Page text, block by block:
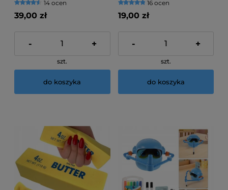
14 ocen
39,00 zł
- +
szt.
do koszyka
16 ocen
19,00 zł
- +
szt.
do koszyka